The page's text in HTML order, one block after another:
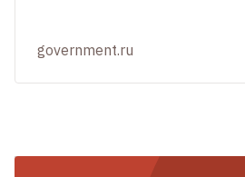
government.ru